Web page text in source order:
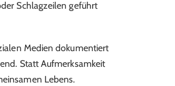
Schlagzeilen geführt
Medien dokumentiert
Statt Aufmerksamkeit
Lebens.